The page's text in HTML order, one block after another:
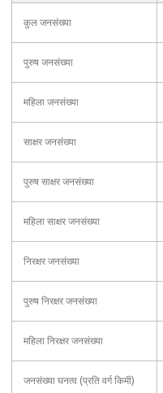
कुल जनसंख्या
पुरुष जनसंख्या
महिला जनसंख्या
साक्षर जनसंख्या
पुरुष साक्षर जनसंख्या
महिला साक्षर जनसंख्या
निरक्षर जनसंख्या
पुरुष निरक्षर जनसंख्या
महिला निरक्षर जनसंख्या
जनसंख्या घनत्व (प्रति वर्ग किमी)